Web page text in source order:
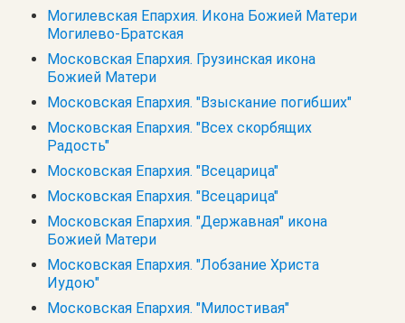
Могилевская Епархия. Икона Божией Матери
Могилево-Братская
Московская Епархия. Грузинская икона
Божией Матери
Московская Епархия. "Взыскание погибших"
Московская Епархия. "Всех скорбящих
Радость"
Московская Епархия. "Всецарица"
Московская Епархия. "Всецарица"
Московская Епархия. "Державная" икона
Божией Матери
Московская Епархия. "Лобзание Христа
Иудою"
Московская Епархия. "Милостивая"